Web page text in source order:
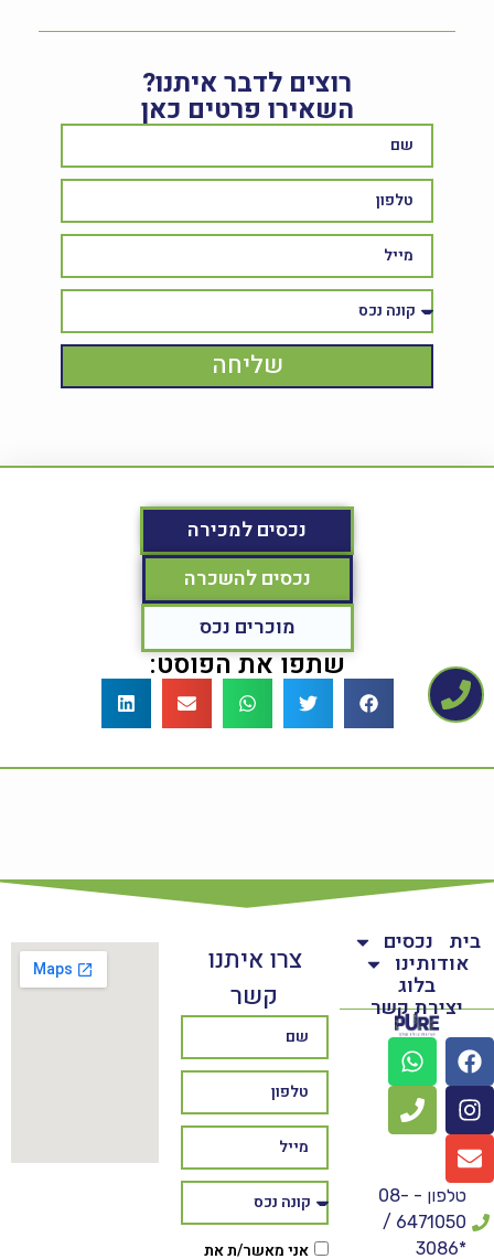
רוצים לדבר איתנו?
השאירו פרטים כאן
שליחה
נכסים למכירה
נכסים להשכרה
מוכרים נכס
שתפו את הפוסט:
בית נכסים
אודותינו
בלוג
יצירת קשר
טלפון - 08-
6471050 /
*3086
צרו איתנו
קשר
אני מאשר/ת את